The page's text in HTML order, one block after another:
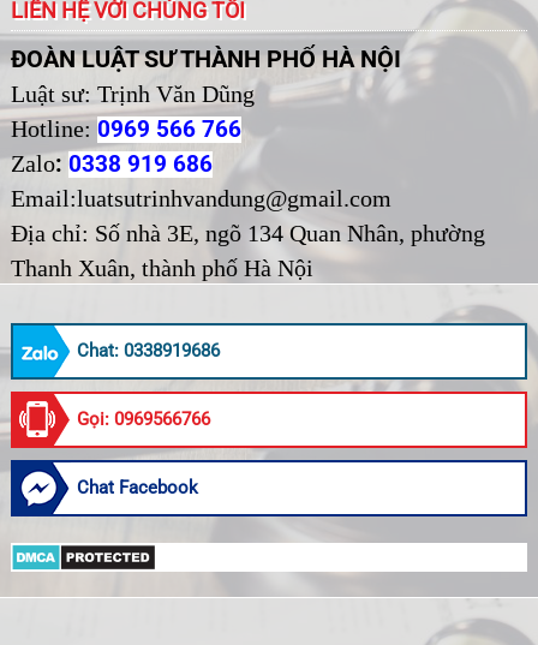
LIÊN HỆ VỚI CHÚNG TÔI
ĐOÀN LUẬT SƯ THÀNH PHỐ HÀ NỘI
Luật sư: Trịnh Văn Dũng
Hotline: 0969 566 766
Zalo: 0338 919 686
Email:luatsutrinhvandung@gmail.com
Địa chỉ: Số nhà 3E, ngõ 134 Quan Nhân, phường
Thanh Xuân, thành phố Hà Nội
Chat: 0338919686
Gọi: 0969566766
Chat Facebook